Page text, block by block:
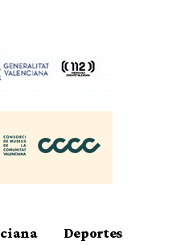
Deportes